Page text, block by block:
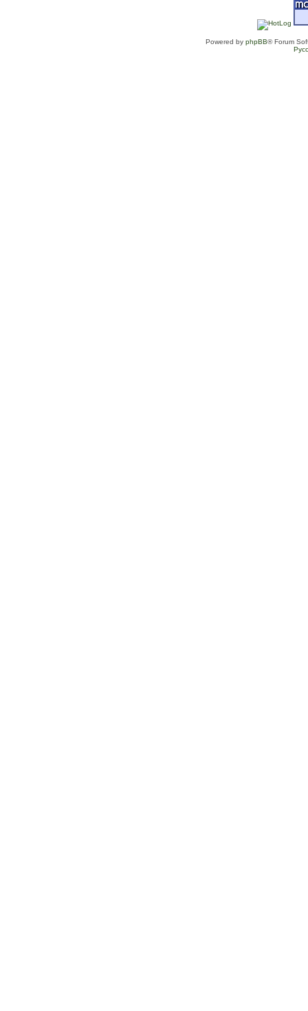
Powered by phpBB® Forum